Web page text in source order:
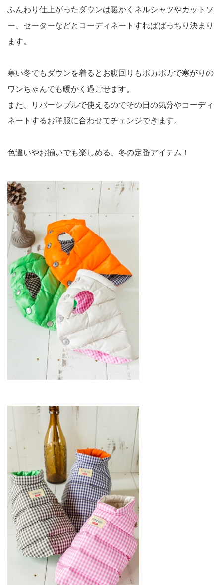
ふんわり仕上がったダウンは暖かくネルシャツやカットソ
ー、セーターなどとコーディネートすればばっちり決まり
ます。
寒い冬でもダウンを着るとお腹回りもポカポカで寒がりの
ワンちゃんでも暖かく過ごせます。
また、リバーシブルで使えるのでその日の気分やコーディ
ネートするお洋服に合わせてチェンジできます。
色違いやお揃いでも楽しめる、冬の定番アイテム！